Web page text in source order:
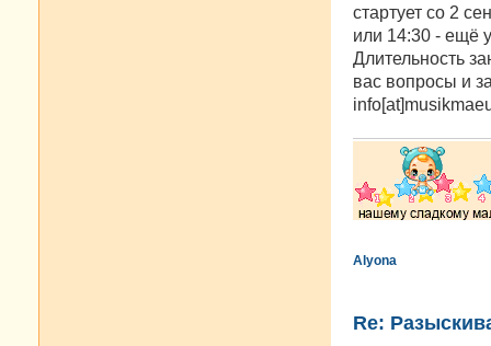
стартует со 2
или 14:30 - ещё
Длительность
вас вопросы и
Alyona
Re: